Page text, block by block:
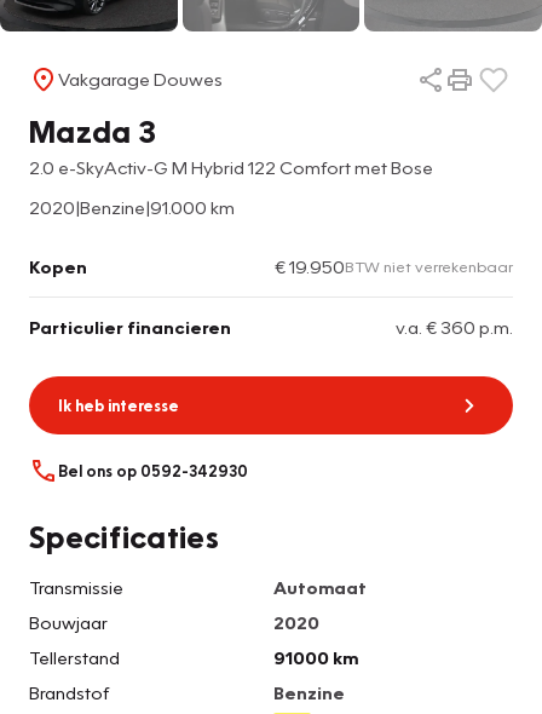
Vakgarage Douwes
Mazda 3
2.0 e-SkyActiv-G M Hybrid 122 Comfort met Bose
2020|Benzine|91.000 km
Kopen € 19.950BTW niet verrekenbaar
Particulier financieren v.a. € 360 p.m.
Ik heb interesse
Bel ons op 0592-342930
Specificaties
Transmissie
Automaat
Bouwjaar
2020
Tellerstand
91000 km
Brandstof
Benzine